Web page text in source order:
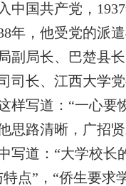
中国共产党，
年，他受党的派
副局长、巴楚县
司长、江西大学
样写道：“一心
思路清晰，广招
写道：“大学校
点”，“侨生要